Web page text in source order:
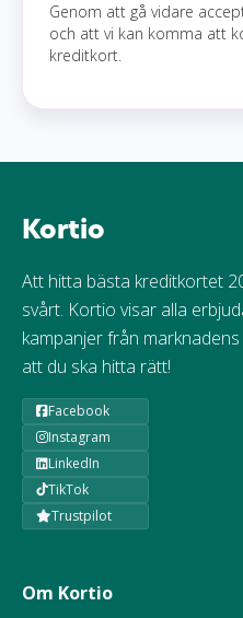
Genom att gå vidare
och att vi kan komma att
kreditkort.
Kortio
Att hitta bästa kreditkortet
svårt. Kortio visar alla
kampanjer från
att du ska hitta rätt!
Facebook
Instagram
LinkedIn
TikTok
Trustpilot
Om Kortio